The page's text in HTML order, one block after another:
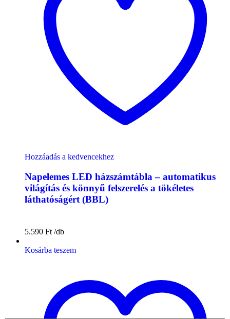
Hozzáadás a kedvencekhez
Napelemes LED házszámtábla – automatikus
világítás és könnyű felszerelés a tökéletes
láthatóságért (BBL)
5.590 Ft
Kosárba teszem